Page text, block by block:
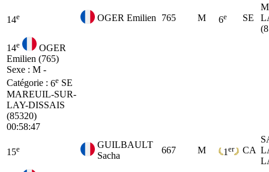
14e OGER Emilien 765 M 6e SE
14e
OGER
Emilien (765)
Sexe : M -
Catégorie : 6e SE
MAREUIL-SUR-
LAY-DISSAIS
(85320)
00:58:47
15e
GUILBAULT
Sacha
667 M 1 er CA